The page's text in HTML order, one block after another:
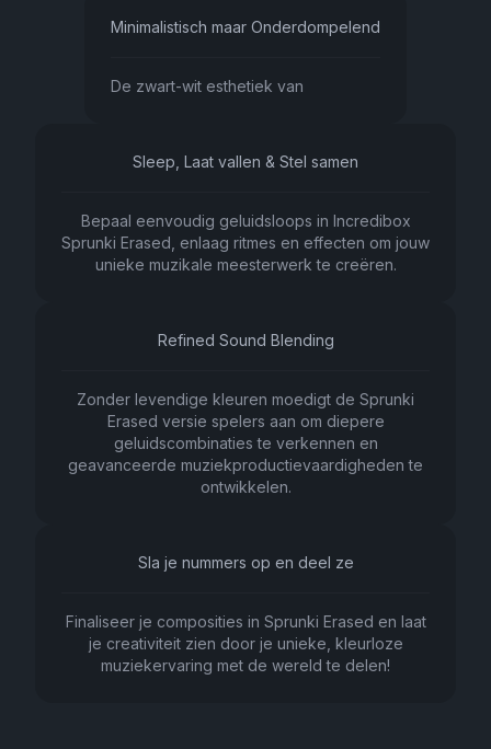
Minimalistisch maar Onderdompelend
De zwart-wit esthetiek van
Sleep, Laat vallen & Stel samen
Bepaal eenvoudig geluidsloops in Incredibox
Sprunki Erased, enlaag ritmes en effecten om jouw
unieke muzikale meesterwerk te creëren.
Refined Sound Blending
Zonder levendige kleuren moedigt de Sprunki
Erased versie spelers aan om diepere
geluidscombinaties te verkennen en
geavanceerde muziekproductievaardigheden te
ontwikkelen.
Sla je nummers op en deel ze
Finaliseer je composities in Sprunki Erased en laat
je creativiteit zien door je unieke, kleurloze
muziekervaring met de wereld te delen!